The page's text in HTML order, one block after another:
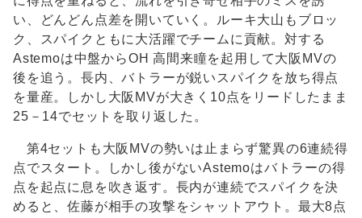
い、どんどん点差を開いていく。ルーキ大山もブロッ
ク、スパイクともに大活躍でチームに貢献。対する
Astemoは中盤からOH 高間来瞳を起用して大阪MVの
後を追う。長内、バトラーが鋭いスパイクを放ち得点
を量産。しかし大阪MVが大きく10点をリードしたまま
25－14でセットを取り返した。
第4セットも大阪MVの勢いは止まらず驚異の6連続得
点でスタート。しかし後がないAstemoはバトラーの得
点を起点に息を吹き返す。長内が連続でスパイクを決
めると、佐藤が相手の攻撃をシャットアウト。最大8点